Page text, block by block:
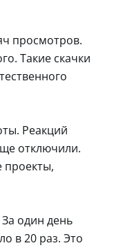
просмотров.
Такие скачки
Реакций
отключили.
проекты,
один день
в 20 раз. Это